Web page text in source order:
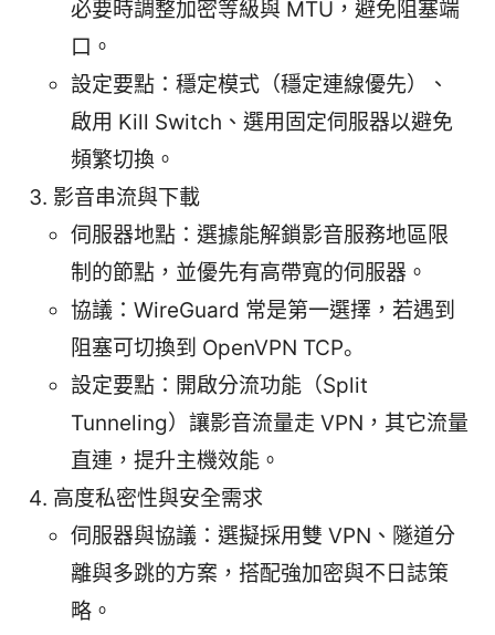
必要時調整加密等級與 MTU，避免阻塞端
口。
設定要點：穩定模式（穩定連線優先）、
啟用 Kill Switch、選用固定伺服器以避免
頻繁切換。
影音串流與下載
伺服器地點：選據能解鎖影音服務地區限
制的節點，並優先有高帶寬的伺服器。
協議：WireGuard 常是第一選擇，若遇到
阻塞可切換到 OpenVPN TCP。
設定要點：開啟分流功能（Split
Tunneling）讓影音流量走 VPN，其它流量
直連，提升主機效能。
高度私密性與安全需求
伺服器與協議：選擬採用雙 VPN、隧道分
離與多跳的方案，搭配強加密與不日誌策
略。